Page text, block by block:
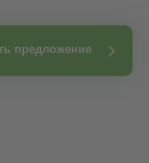
предложение